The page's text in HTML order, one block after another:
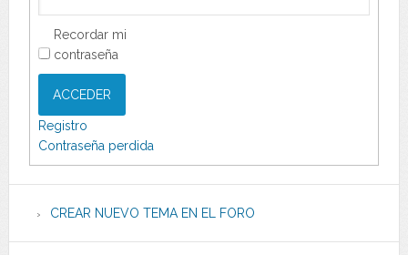
Recordar mi
contraseña
ACCEDER
Registro
Contraseña perdida
CREAR NUEVO TEMA EN EL FORO